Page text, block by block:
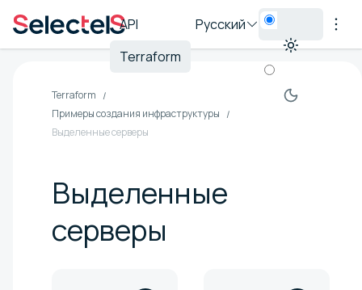
API
Terraform
Русский
Terraform
Примеры создания инфраструктуры
Выделенные серверы
Выделенные
серверы